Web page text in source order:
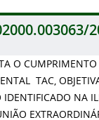
O
 TAC,
IDENTIFICADO NA